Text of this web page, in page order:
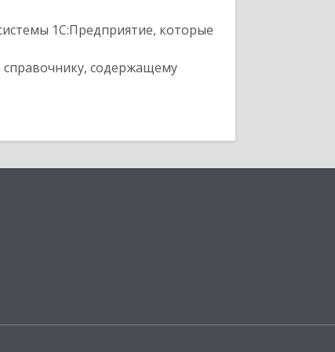
1С:Предприятие, которые
содержащему